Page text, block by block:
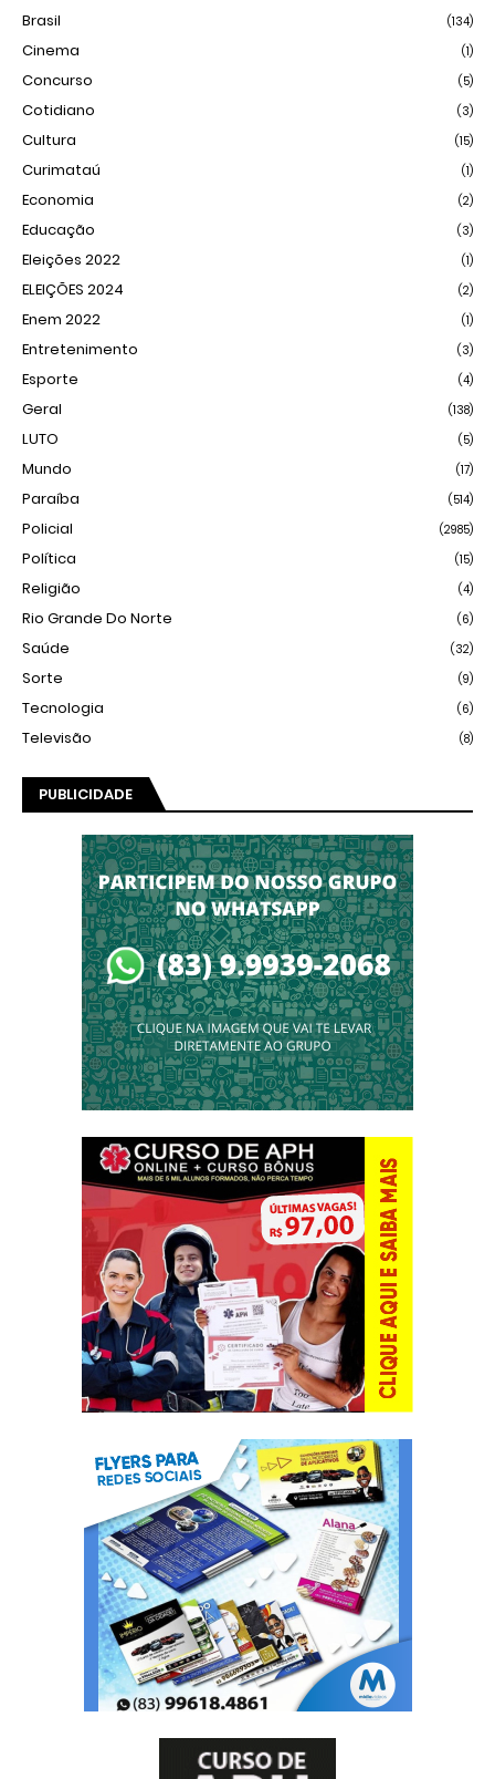
Brasil (134)
Cinema (1)
Concurso (5)
Cotidiano (3)
Cultura (15)
Curimataú (1)
Economia (2)
Educação (3)
Eleições 2022 (1)
ELEIÇÕES 2024 (2)
Enem 2022 (1)
Entretenimento (3)
Esporte (4)
Geral (138)
LUTO (5)
Mundo (17)
Paraíba (514)
Policial (2985)
Política (15)
Religião (4)
Rio Grande Do Norte (6)
Saúde (32)
Sorte (9)
Tecnologia (6)
Televisão (8)
PUBLICIDADE